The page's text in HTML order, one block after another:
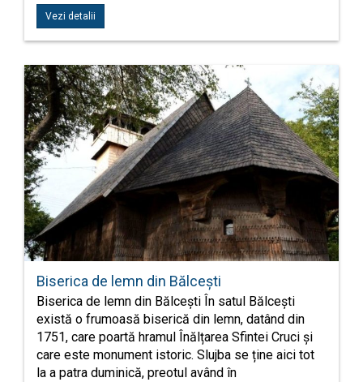
Vezi detalii
Biserica de lemn din Bălcești
Biserica de lemn din Bălcești În satul Bălcești
există o frumoasă biserică din lemn, datând din
1751, care poartă hramul Înălțarea Sfintei Cruci și
care este monument istoric. Slujba se ține aici tot
la a patra duminică, preotul având în